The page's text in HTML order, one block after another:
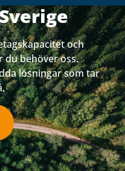
och
du behöver oss.
lösningar som tar